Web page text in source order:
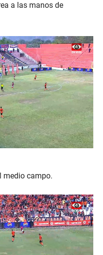
a las manos de
medio campo.